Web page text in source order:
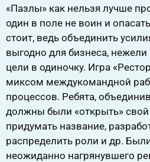
«Пазлы» как нельзя лучше
один в поле не воин и
стоит, ведь объединить
выгодно для бизнеса, нежели
цели в одиночку. Игра
миксом междукомандной
процессов. Ребята,
должны были «открыть» свой
придумать название,
распределить роли и др.
неожиданно нагрянувшего